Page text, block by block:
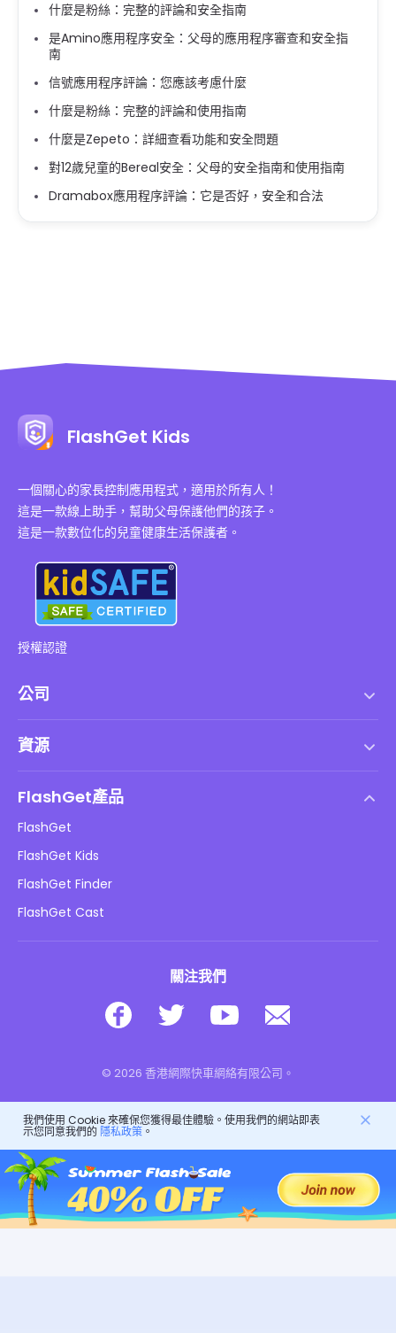
什麼是粉絲：完整的評論和安全指南
是Amino應用程序安全：父母的應用程序審查和安全指
南
信號應用程序評論：您應該考慮什麼
什麼是粉絲：完整的評論和使用指南
什麼是Zepeto：詳細查看功能和安全問題
對12歲兒童的Bereal安全：父母的安全指南和使用指南
Dramabox應用程序評論：它是否好，安全和合法
FlashGet Kids
一個關心的家長控制應用程式，適用於所有人！
這是一款線上助手，幫助父母保護他們的孩子。
這是一款數位化的兒童健康生活保護者。
授權認證
公司
DMCA 政策
隱私政策
廣告政策
不要出售我的資訊
資源
部落格
兒童在線安全
下載
FlashGet產品
FlashGet
FlashGet Kids
FlashGet Finder
FlashGet Cast
關注我們
© 2026 香港網際快車網絡有限公司。
我們使用 Cookie 來確保您獲得最佳體驗。使用我們的網站即表
示您同意我們的 隱私政策。